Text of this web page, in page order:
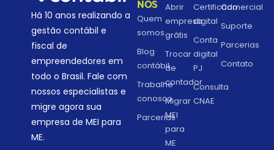
Há 10 anos realizando a
gestão contábil e
fiscal de
empreendedores em
todo o Brasil. Fale com
nossos especialistas e
migre agora sua
empresa de MEI para
ME.
NÓS
Quem
somos
Blog
contábil
Trabalhe
conosco
Parcerias
Abrir
empresa
grátis
Trocar
de
contador
Migrar
MEI
para
ME
Certificado
digital
Conta
digital
PJ
Consulta
CNAE
Comercial
Suporte
Parcerias
Contato